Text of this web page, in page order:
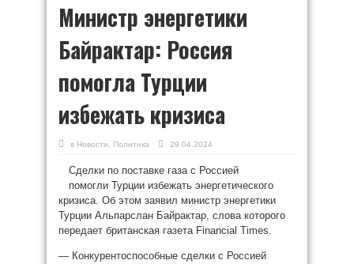
Министр энергетики
Байрактар: Россия
помогла Турции
избежать кризиса
в Новости Политика 29.04.2024
Сделки по поставке газа с Россией
помогли Турции избежать энергетического
кризиса. Об этом заявил министр энергетики
Турции Альпарслан Байрактар, слова которого
передает британская газета Financial Times.
— Конкурентоспособные сделки с Россией